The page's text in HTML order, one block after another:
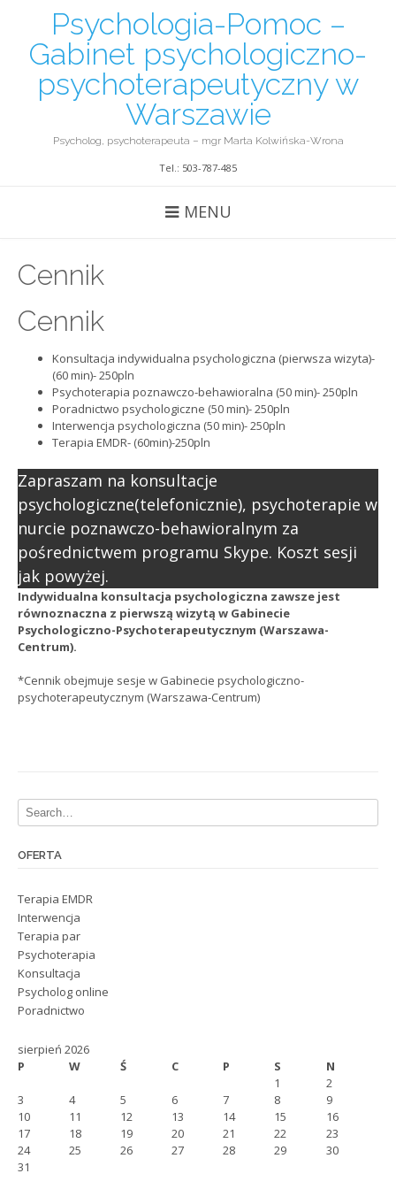
Psychologia-Pomoc –
Gabinet psychologiczno-
psychoterapeutyczny w
Warszawie
Psycholog, psychoterapeuta – mgr Marta Kolwińska-Wrona
Tel.: 503-787-485
MENU
Cennik
Cennik
Konsultacja indywidualna psychologiczna (pierwsza wizyta)-
(60 min)- 250pln
Psychoterapia poznawczo-behawioralna (50 min)- 250pln
Poradnictwo psychologiczne (50 min)- 250pln
Interwencja psychologiczna (50 min)- 250pln
Terapia EMDR- (60min)-250pln
Zapraszam na konsultacje
psychologiczne(telefonicznie), psychoterapie w
nurcie poznawczo-behawioralnym za
pośrednictwem programu Skype. Koszt sesji
jak powyżej.
Indywidualna konsultacja psychologiczna zawsze jest
równoznaczna z pierwszą wizytą w Gabinecie
Psychologiczno-Psychoterapeutycznym (Warszawa-
Centrum).
*Cennik obejmuje sesje w Gabinecie psychologiczno-
psychoterapeutycznym (Warszawa-Centrum)
OFERTA
Terapia EMDR
Interwencja
Terapia par
Psychoterapia
Konsultacja
Psycholog online
Poradnictwo
sierpień 2026
P
W Ś C P S
N
1
2
3
4 5 6 7 8
9
10
11 12 13 14 15
16
17
18 19 20 21 22
23
24
25 26 27 28 29
30
31